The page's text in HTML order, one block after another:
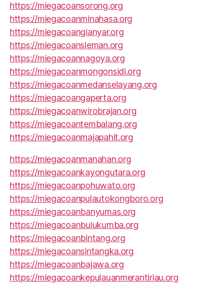
https://miegacoansorong.org
https://miegacoanminahasa.org
https://miegacoangianyar.org
https://miegacoansleman.org
https://miegacoannagoya.org
https://miegacoanmongonsidi.org
https://miegacoanmedanselayang.org
https://miegacoangaperta.org
https://miegacoanwirobrajan.org
https://miegacoantembalang.org
https://miegacoanmajapahit.org
https://miegacoanmanahan.org
https://miegacoankayongutara.org
https://miegacoanpohuwato.org
https://miegacoanpulautokongboro.org
https://miegacoanbanyumas.org
https://miegacoanbulukumba.org
https://miegacoanbintang.org
https://miegacoansintangka.org
https://miegacoanbajawa.org
https://miegacoankepulauanmerantiriau.org